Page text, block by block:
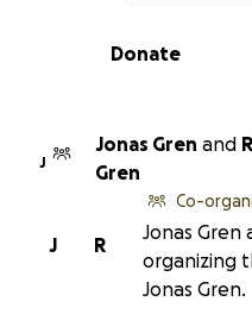
0% complete
Donate
J
Jonas Gren and
Gren
R
J
Co-
Jonas Gren
organizing
Jonas Gren.